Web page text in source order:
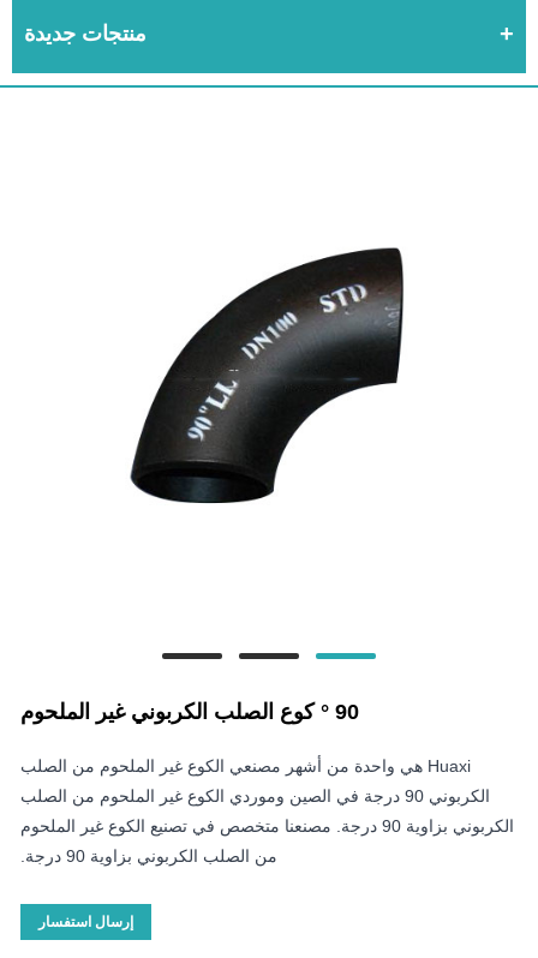
منتجات جديدة
90 ° كوع الصلب الكربوني غير الملحوم
Huaxi هي واحدة من أشهر مصنعي الكوع غير الملحوم من الصلب
الكربوني 90 درجة في الصين وموردي الكوع غير الملحوم من الصلب
الكربوني بزاوية 90 درجة. مصنعنا متخصص في تصنيع الكوع غير الملحوم
من الصلب الكربوني بزاوية 90 درجة.
إرسال استفسار